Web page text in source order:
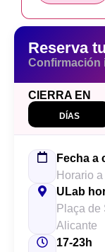
Reserva
Confirmación
CIERRA EN
DÍAS
Fecha a
Horario
ULab
Plaça de
Alicante
17-23h